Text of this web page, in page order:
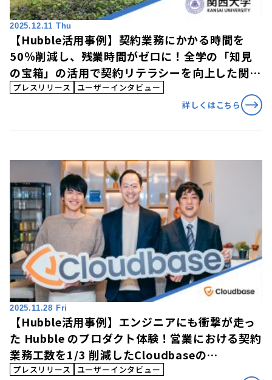
2025.12.11 Thu
【Hubble活用事例】契約業務にかかる時間を
50％削減し、残業時間がゼロに！全学の「知見
の宝箱」の活用で契約リテラシーを向上した関西
大学の「Hubble」活用事例を公開
プレスリリース
ユーザーインタビュー
詳しくはこちら
2025.11.28 Fri
【Hubble活用事例】エンジニアにも衝撃が走っ
た Hubble のプロダクト体験！営業における契約
業務工数を1/3 削減したCloudbaseの
「Hubble」活用事例を公開
プレスリリース
ユーザーインタビュー